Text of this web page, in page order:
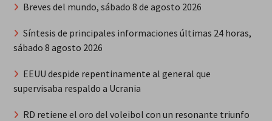
Breves del mundo, sábado 8 de agosto 2026
Síntesis de principales informaciones últimas 24 horas,
sábado 8 agosto 2026
EEUU despide repentinamente al general que
supervisaba respaldo a Ucrania
RD retiene el oro del voleibol con un resonante triunfo